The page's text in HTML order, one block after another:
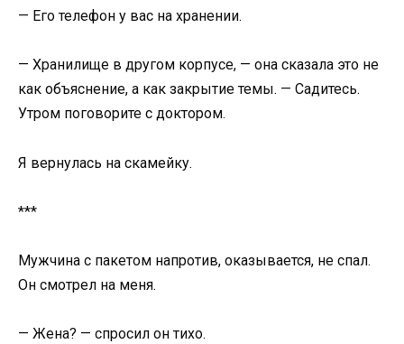
— Его телефон у вас на хранении.
— Хранилище в другом корпусе, — она сказала это не
как объяснение, а как закрытие темы. — Садитесь.
Утром поговорите с доктором.
Я вернулась на скамейку.
***
Мужчина с пакетом напротив, оказывается, не спал.
Он смотрел на меня.
— Жена? — спросил он тихо.